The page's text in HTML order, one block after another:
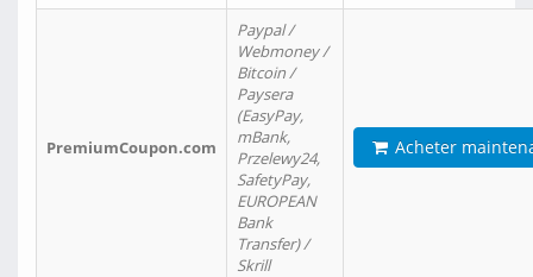
PremiumCoupon.com
Paypal /
Webmoney /
Bitcoin /
Paysera
(EasyPay,
mBank,
Przelewy24,
SafetyPay,
EUROPEAN
Bank
Transfer) /
Skrill
Acheter